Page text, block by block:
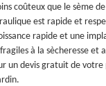
coûteux que le sème
est rapide et
rapide et une
à la sècheresse et
un devis gratuit de